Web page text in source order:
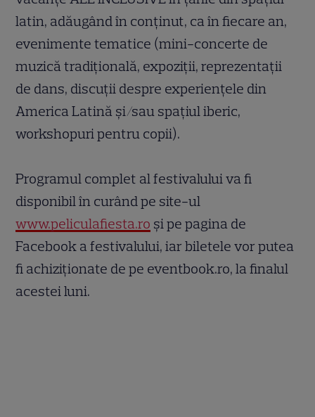
latin, adăugând în conținut, ca în fiecare an,
evenimente tematice (mini-concerte de
muzică tradițională, expoziții, reprezentații
de dans, discuții despre experiențele din
America Latină și/sau spațiul iberic,
workshopuri pentru copii).
Programul complet al festivalului va fi
disponibil în curând pe site-ul
www.peliculafiesta.ro și pe pagina de
Facebook a festivalului, iar biletele vor putea
fi achiziționate de pe eventbook.ro, la finalul
acestei luni.